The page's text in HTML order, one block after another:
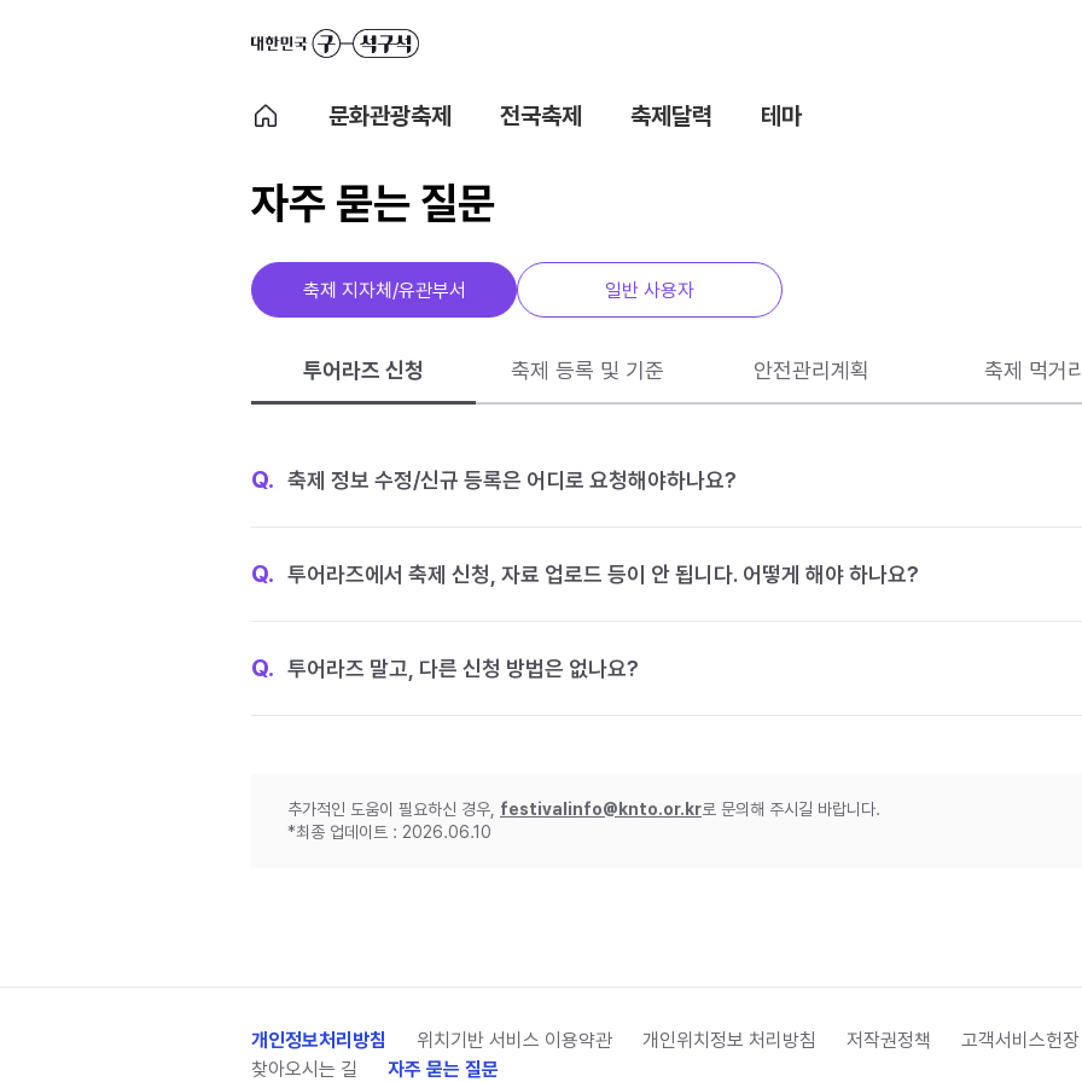
문화관광축제 전국축제 축제달력 테마
자주 묻는 질문
축제 지자체/유관부서 일반 사용자
투어라즈 신청 축제 등록 및 기준 안전관리계획 축제 먹거리
Q. 축제 정보 수정/신규 등록은 어디로 요청해야하나요?
Q. 투어라즈에서 축제 신청, 자료 업로드 등이 안 됩니다. 어떻게 해야 하나요?
Q. 투어라즈 말고, 다른 신청 방법은 없나요?
추가적인 도움이 필요하신 경우, festivalinfo@knto.or.kr로 문의해 주시길 바랍니다.
*최종 업데이트 : 2026.06.10
개인정보처리방침 위치기반 서비스 이용약관 개인위치정보 처리방침 저작권정책 고객서비스헌장
찾아오시는 길
자주 묻는 질문